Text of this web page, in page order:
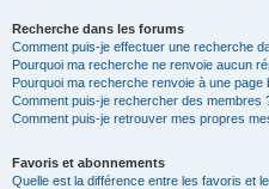
Recherche dans les forums
Comment puis-je effectuer une recherche
Pourquoi ma recherche ne renvoie aucun
Pourquoi ma recherche renvoie à une page
Comment puis-je rechercher des membres
Comment puis-je retrouver mes propres
Favoris et abonnements
Quelle est la différence entre les favoris et